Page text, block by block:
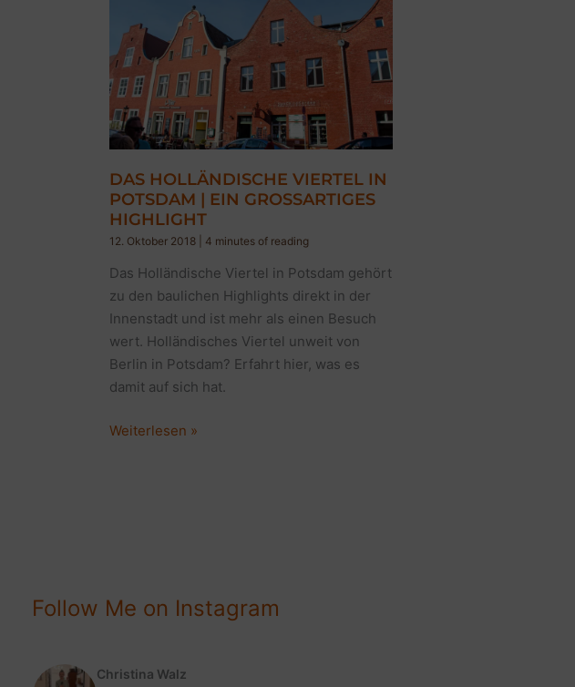
DAS HOLLÄNDISCHE VIERTEL IN
POTSDAM | EIN GROSSARTIGES
HIGHLIGHT
12. Oktober 2018 4 minutes of reading
Das Holländische Viertel in Potsdam gehört
zu den baulichen Highlights direkt in der
Innenstadt und ist mehr als einen Besuch
wert. Holländisches Viertel unweit von
Berlin in Potsdam? Erfahrt hier, was es
damit auf sich hat.
DAS
HIGHLIGHT
Weiterlesen »
Follow Me on Instagram
Christina Walz